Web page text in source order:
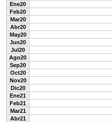
Ene20
Feb20
Mar20
Abr20
May20
Jun20
Jul20
Ago20
Sep20
Oct20
Nov20
Dic20
Ene21
Feb21
Mar21
Abr21